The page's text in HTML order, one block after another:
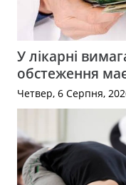
У лікарні
обстеження
Четвер, 6 Серпня,